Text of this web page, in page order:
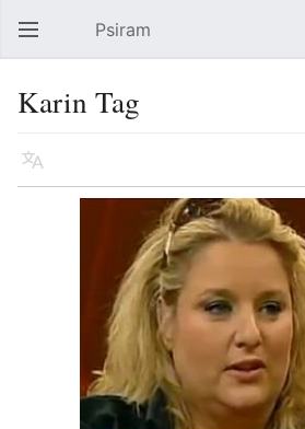
Hauptmenü öffnen Psiram
Karin Tag
Sprache